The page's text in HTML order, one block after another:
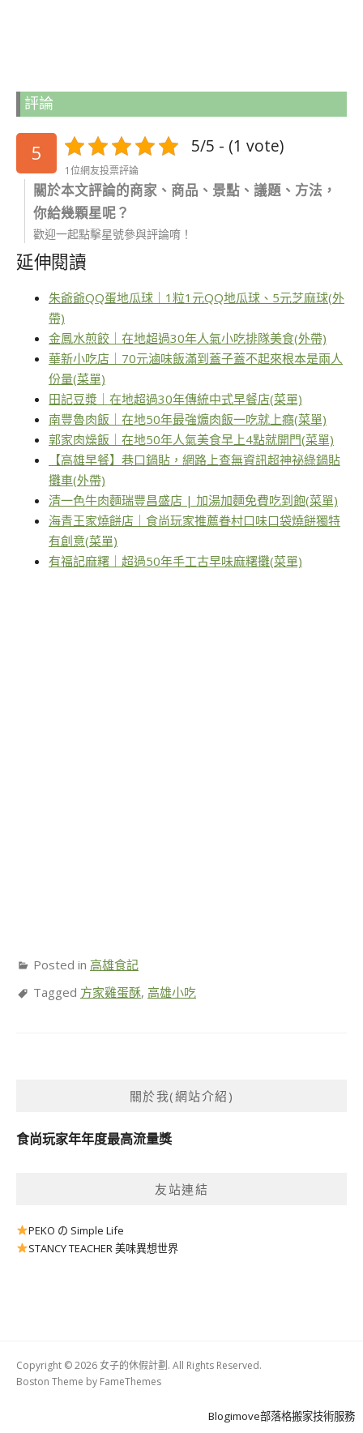
評論
5 5/5 - (1 vote)
1位網友投票評論
關於本文評論的商家、商品、景點、議題、方法，
你給幾顆星呢？
歡迎一起點擊星號參與評論唷！
延伸閱讀
朱爺爺QQ蛋地瓜球｜1粒1元QQ地瓜球、5元芝麻球(外
帶)
金鳳水煎餃｜在地超過30年人氣小吃排隊美食(外帶)
華新小吃店｜70元滷味飯滿到蓋子蓋不起來根本是兩人
份量(菜單)
田記豆漿｜在地超過30年傳統中式早餐店(菜單)
南豐魯肉飯｜在地50年最強爌肉飯一吃就上癮(菜單)
郭家肉燥飯｜在地50年人氣美食早上4點就開門(菜單)
【高雄早餐】巷口鍋貼，網路上查無資訊超神祕綠鍋貼
攤車(外帶)
清一色牛肉麵瑞豐昌盛店 | 加湯加麵免費吃到飽(菜單)
海青王家燒餅店｜食尚玩家推薦眷村口味口袋燒餅獨特
有創意(菜單)
有福記麻糬｜超過50年手工古早味麻糬攤(菜單)
Posted in 高雄食記
Tagged 方家雞蛋酥, 高雄小吃
關於我(網站介紹)
食尚玩家年年度最高流量獎
友站連結
PEKO の Simple Life
STANCY TEACHER 美味異想世界
Copyright © 2026 女子的休假計劃. All Rights Reserved.
Boston Theme by FameThemes
Blogimove部落格搬家技術服務